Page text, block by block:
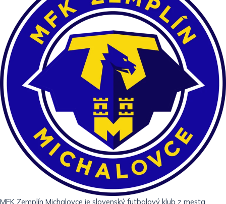
MFK Zemplín Michalovce je slovenský futbalový klub z mesta